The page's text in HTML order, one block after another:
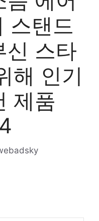
스탠드
신 스타
해 인기
제품